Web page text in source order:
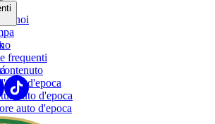
noi
frequenti
d'epoca
auto d'epoca
auto d'epoca